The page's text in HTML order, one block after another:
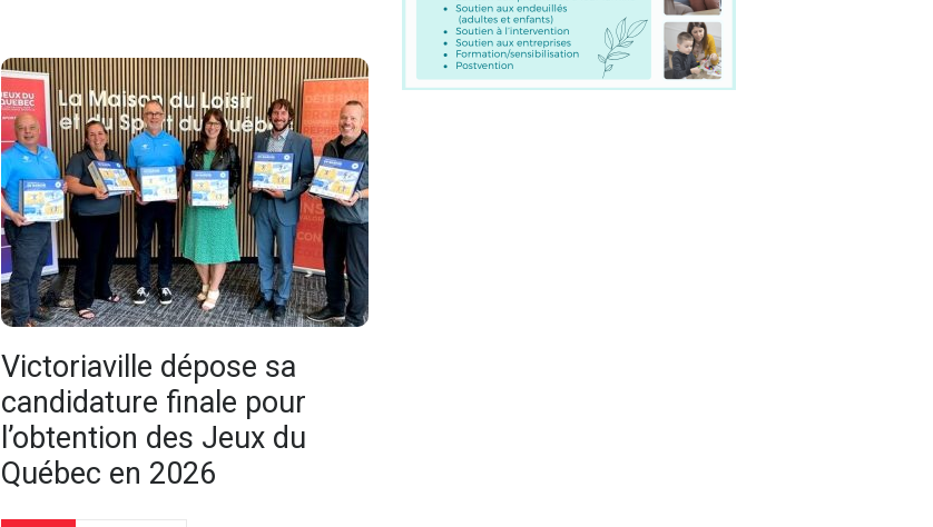
Victoriaville dépose sa
candidature finale pour
l’obtention des Jeux du
Québec en 2026